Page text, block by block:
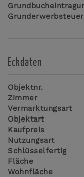
Eckdaten
Objektnr.
Zimmer
Vermarktungsart
Objektart
Kaufpreis
Nutzungsart
Schlüsselfertig
Fläche
Wohnfläche